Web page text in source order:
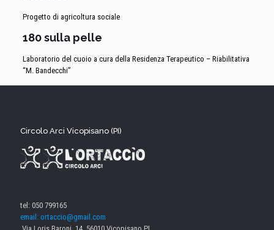
Progetto di agricoltura sociale
180 sulla pelle
Laboratorio del cuoio a cura della Residenza Terapeutico – Riabilitativa
“M. Bandecchi”
Circolo Arci Vicopisano (PI)
tel: 050 799165
email: ortaccio@gmail.com